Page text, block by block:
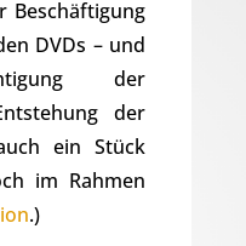
Beschäftigung
DVDs – und
der
der
ein Stück
im Rahmen
.)